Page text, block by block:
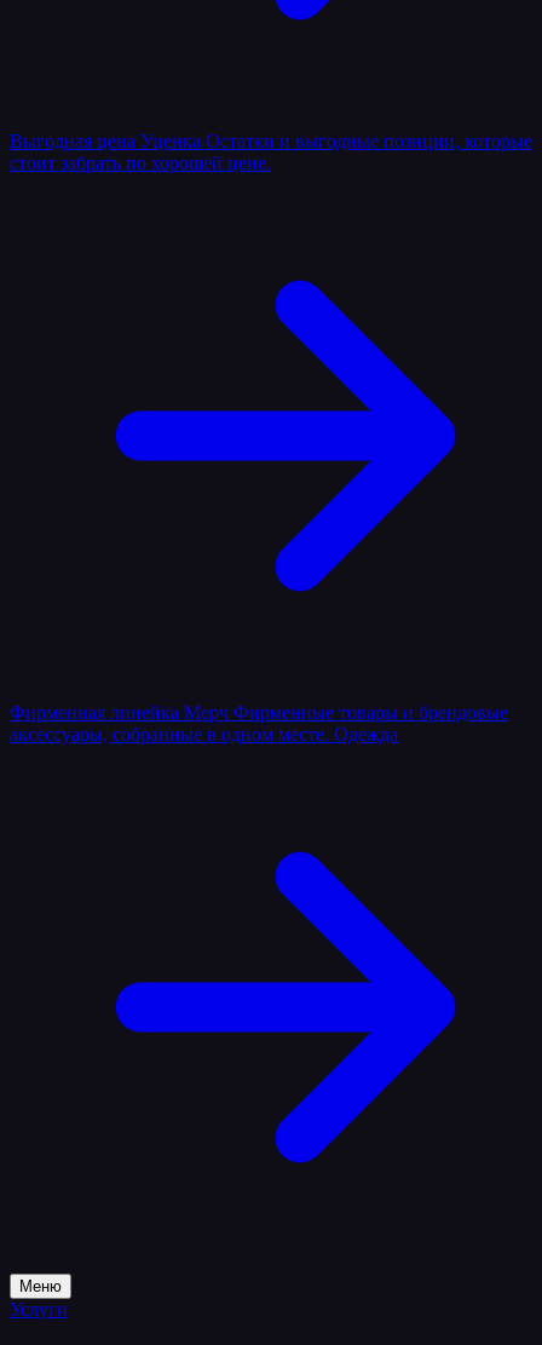
Выгодная цена Уценка Остатки и выгодные позиции, которые
стоит забрать по хорошей цене.
Фирменная линейка Мерч Фирменные товары и брендовые
аксессуары, собранные в одном месте. Одежда
Меню
Услуги